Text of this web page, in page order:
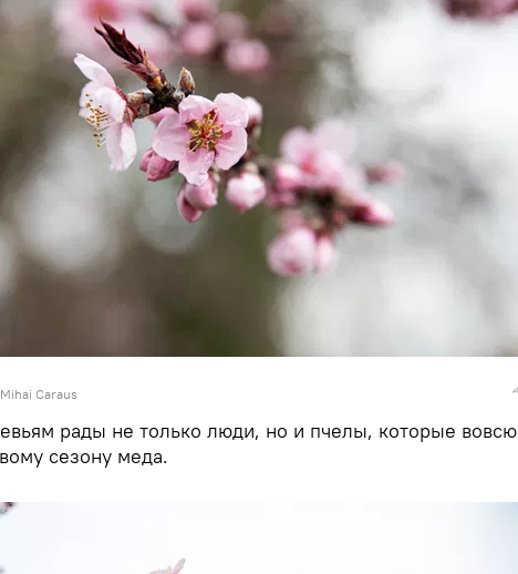
Caraus
рады не только люди, но и пчелы, которые вовсю
сезону меда.